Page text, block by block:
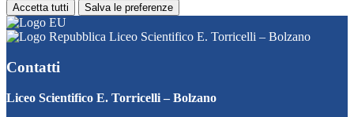
Accetta tutti Salva le preferenze
Liceo Scientifico E. Torricelli – Bolzano
Contatti
Liceo Scientifico E. Torricelli – Bolzano